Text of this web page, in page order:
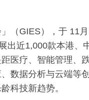
（GIES），于 11
出近1,000款本港、
医疗、智能管理、
数据分析与云端等
科技新趋势。